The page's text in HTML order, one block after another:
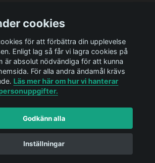
Shop ABPowered by Quickbutik
cookies
för att förbättra din upplevelse
Enligt lag så får vi lagra cookies på
är absolut nödvändiga för att kunna
För alla andra ändamål krävs
Läs mer här om hur vi hanterar
Godkänn alla
Inställningar